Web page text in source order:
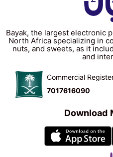
Bayak, the largest electronic
North Africa specializing in
nuts, and sweets, as it
and
Commercial
7017616090
Download